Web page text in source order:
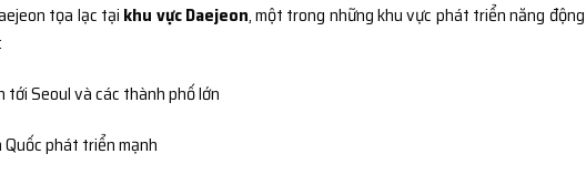
tọa lạc tại khu vực Daejeon, một trong những khu vực phát triển năng động
Seoul và các thành phố lớn
phát triển mạnh